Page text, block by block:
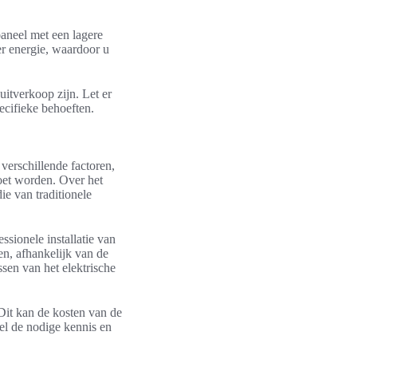
met een lagere
energie, waardoor u
zijn. Let er
behoeften.
factoren,
worden. Over het
van traditionele
installatie van
afhankelijk van de
van het elektrische
kan de kosten van de
de nodige kennis en